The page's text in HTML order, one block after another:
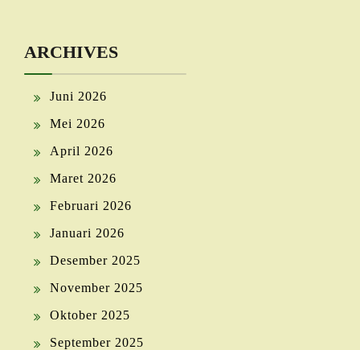
ARCHIVES
Juni 2026
Mei 2026
April 2026
Maret 2026
Februari 2026
Januari 2026
Desember 2025
November 2025
Oktober 2025
September 2025